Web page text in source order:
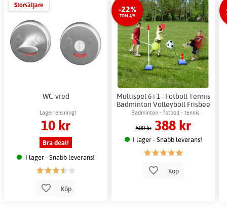
Storsäljare
WC-vred
Lagerrensning!
10 kr
Bra deal!
I lager - Snabb leverans!
Köp
-22%
TOM 4/9
Multispel 6 i 1 - Fotboll Tennis
Badminton Volleyboll Frisbee
- Bollnät 300x35 cm
Badminton - fotboll - tennis
500 kr 388 kr
I lager - Snabb leverans!
Köp